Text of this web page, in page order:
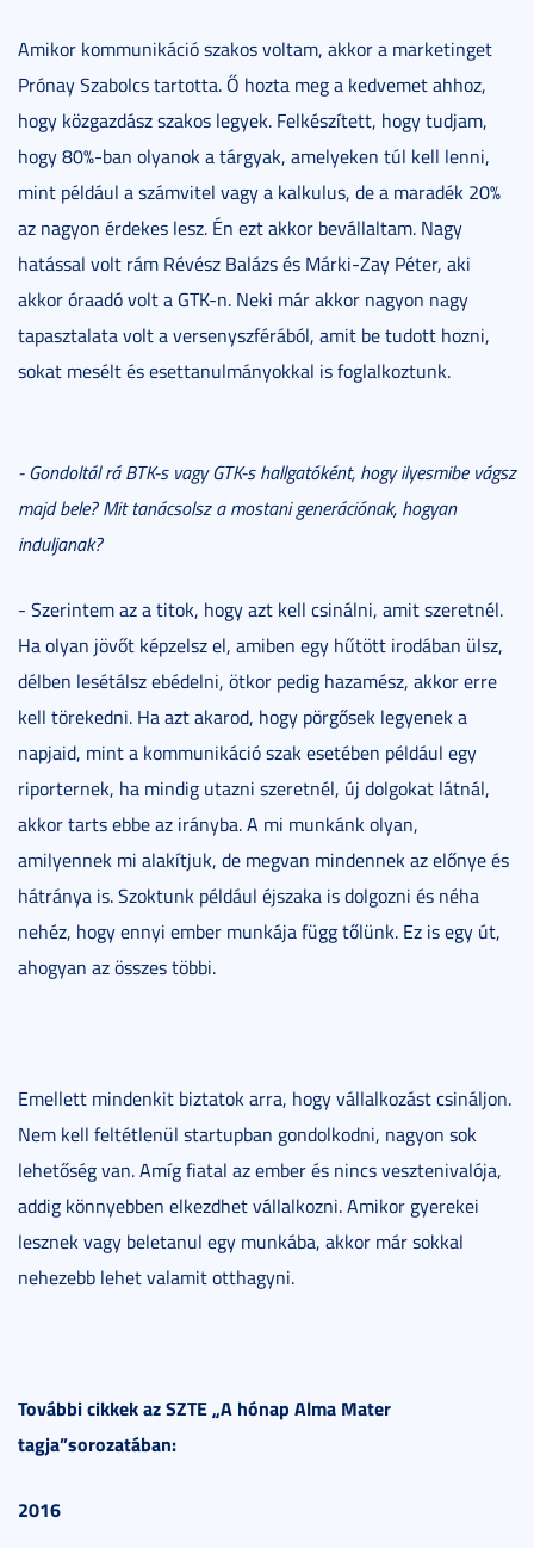
Amikor kommunikáció szakos voltam, akkor a marketinget
Prónay Szabolcs tartotta. Ő hozta meg a kedvemet ahhoz,
hogy közgazdász szakos legyek. Felkészített, hogy tudjam,
hogy 80%-ban olyanok a tárgyak, amelyeken túl kell lenni,
mint például a számvitel vagy a kalkulus, de a maradék 20%
az nagyon érdekes lesz. Én ezt akkor bevállaltam. Nagy
hatással volt rám Révész Balázs és Márki-Zay Péter, aki
akkor óraadó volt a GTK-n. Neki már akkor nagyon nagy
tapasztalata volt a versenyszférából, amit be tudott hozni,
sokat mesélt és esettanulmányokkal is foglalkoztunk.
- Gondoltál rá BTK-s vagy GTK-s hallgatóként, hogy ilyesmibe vágsz
majd bele? Mit tanácsolsz a mostani generációnak, hogyan
induljanak?
- Szerintem az a titok, hogy azt kell csinálni, amit szeretnél.
Ha olyan jövőt képzelsz el, amiben egy hűtött irodában ülsz,
délben lesétálsz ebédelni, ötkor pedig hazamész, akkor erre
kell törekedni. Ha azt akarod, hogy pörgősek legyenek a
napjaid, mint a kommunikáció szak esetében például egy
riporternek, ha mindig utazni szeretnél, új dolgokat látnál,
akkor tarts ebbe az irányba. A mi munkánk olyan,
amilyennek mi alakítjuk, de megvan mindennek az előnye és
hátránya is. Szoktunk például éjszaka is dolgozni és néha
nehéz, hogy ennyi ember munkája függ tőlünk. Ez is egy út,
ahogyan az összes többi.
Emellett mindenkit biztatok arra, hogy vállalkozást csináljon.
Nem kell feltétlenül startupban gondolkodni, nagyon sok
lehetőség van. Amíg fiatal az ember és nincs vesztenivalója,
addig könnyebben elkezdhet vállalkozni. Amikor gyerekei
lesznek vagy beletanul egy munkába, akkor már sokkal
nehezebb lehet valamit otthagyni.
További cikkekaz SZTE „A hónap Alma Mater
tagja”sorozatában:
2016